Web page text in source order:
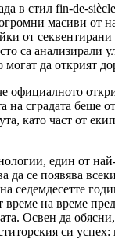
в стил fin-de-
масиви от
от
са анализирали
да открият
официалното
сградата
като част от
един от
се появява
седемдесетте
време на време
Освен да
си